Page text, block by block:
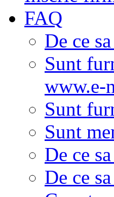
FAQ
De ce
Sunt
www.e-
Sunt
Sunt
De ce
De ce